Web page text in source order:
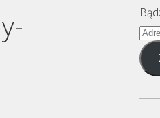
e-
mail